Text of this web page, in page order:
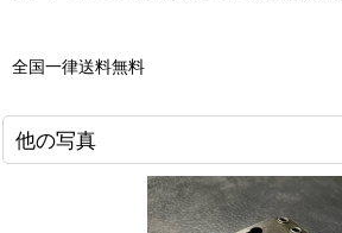
全国一律送料無料
他の写真